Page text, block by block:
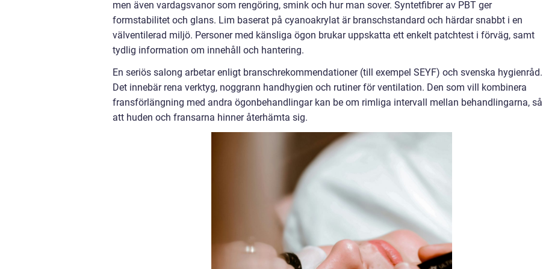
men även vardagsvanor som rengöring, smink och hur man sover. Syntetfibrer av PBT ger
formstabilitet och glans. Lim baserat på cyanoakrylat är branschstandard och härdar snabbt i en
välventilerad miljö. Personer med känsliga ögon brukar uppskatta ett enkelt patchtest i förväg, samt
tydlig information om innehåll och hantering.
En seriös salong arbetar enligt branschrekommendationer (till exempel SEYF) och svenska hygienråd.
Det innebär rena verktyg, noggrann handhygien och rutiner för ventilation. Den som vill kombinera
fransförlängning med andra ögonbehandlingar kan be om rimliga intervall mellan behandlingarna, så
att huden och fransarna hinner återhämta sig.